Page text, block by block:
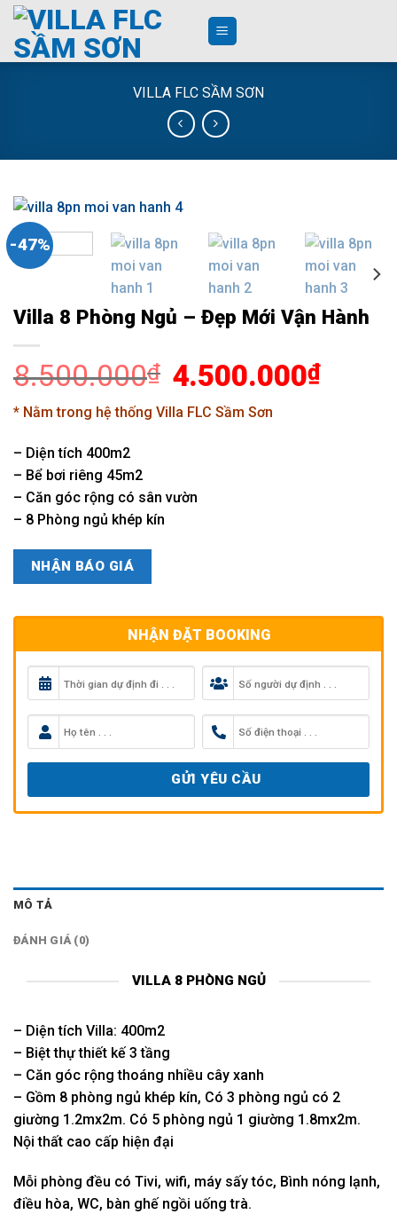
Skip
content
VILLA FLC SẦM SƠN
-47%
Villa 8 Phòng Ngủ – Đẹp Mới Vận Hành
8.500.000₫ Giá
gốc
là:
4.500.000₫Giá
* Nằm trong hệ thống Villa FLC Sầm Sơn
– Diện tích 400m2
– Bể bơi riêng 45m2
– Căn góc rộng có sân vườn
– 8 Phòng ngủ khép kín
NHẬN BÁO GIÁ
NHẬN ĐẶT BOOKING
MÔ TẢ
ĐÁNH GIÁ (0)
VILLA 8 PHÒNG NGỦ
– Diện tích Villa: 400m2
– Biệt thự thiết kế 3 tầng
– Căn góc rộng thoáng nhiều cây xanh
– Gồm 8 phòng ngủ khép kín, Có 3 phòng ngủ có 2
giường 1.2mx2m. Có 5 phòng ngủ 1 giường 1.8mx2m.
Nội thất cao cấp hiện đại
Mỗi phòng đều có Tivi, wifi, máy sấy tóc, Bình nóng lạnh,
điều hòa, WC, bàn ghế ngồi uống trà.